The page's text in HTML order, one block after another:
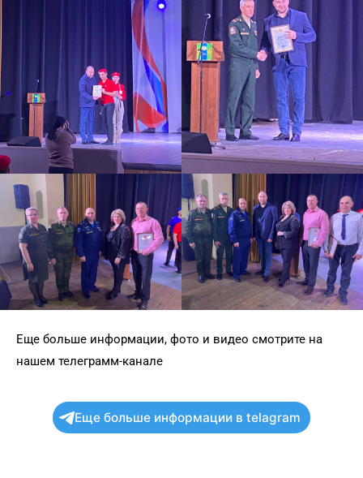
Еще больше информации, фото и видео смотрите на
нашем телеграмм-канале
Еще больше информации в telagram